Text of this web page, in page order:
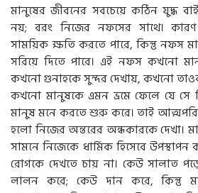
মানুষের জীবনের সবচেয়ে কঠিন যুদ্ধ
নয়; বরং নিজের নফসের সাথে।
সাময়িক ক্ষতি করতে পারে, কিন্তু নফস
সরিয়ে দিতে পারে। এই নফস কখনো
কখনো গুনাহকে সুন্দর দেখায়, কখনো
কখনো মানুষকে এমন ভ্রমে ফেলে যে সে
মানুষ মনে করতে শুরু করে। তাই
হলো নিজের অন্তরের অন্ধকারকে দেখা।
সামনে নিজেকে ধার্মিক হিসেবে
রোগকে দেখতে চায় না। কেউ সালাত
লালন করে; কেউ দান করে, কিন্তু